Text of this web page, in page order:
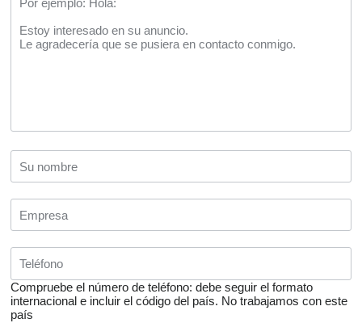
Compruebe el número de teléfono: debe seguir el formato
internacional e incluir el código del país. No trabajamos con este
país